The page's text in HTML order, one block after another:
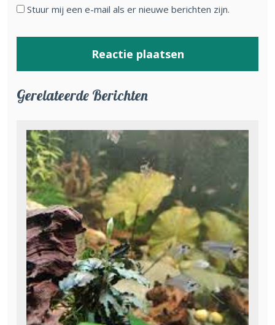
Stuur mij een e-mail als er nieuwe berichten zijn.
Gerelateerde Berichten